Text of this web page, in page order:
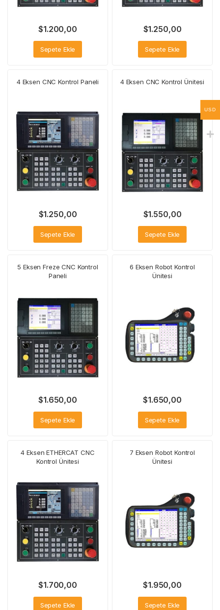
$1.200,00
Sepete Ekle
$1.250,00
Sepete Ekle
4 Eksen CNC Kontrol Paneli
$1.250,00
Sepete Ekle
4 Eksen CNC Kontrol Ünitesi
$1.550,00
Sepete Ekle
5 Eksen Freze CNC Kontrol
Paneli
$1.650,00
Sepete Ekle
6 Eksen Robot Kontrol
Ünitesi
$1.650,00
Sepete Ekle
4 Eksen ETHERCAT CNC
Kontrol Ünitesi
$1.700,00
Sepete Ekle
7 Eksen Robot Kontrol
Ünitesi
$1.950,00
Sepete Ekle
USD